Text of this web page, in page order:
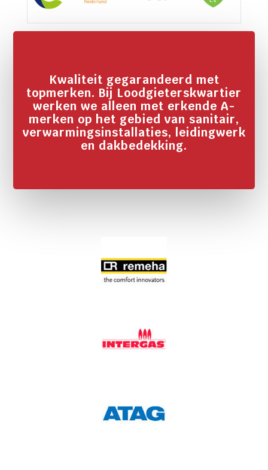
Kwaliteit gegarandeerd met
topmerken. Bij Loodgieterskwartier
werken we alleen met erkende A-
merken op het gebied van sanitair,
verwarmingsinstallaties, leidingwerk
en dakbedekking.